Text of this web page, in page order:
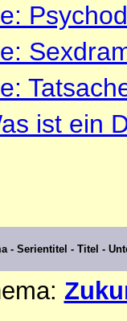
ist ein
- Serientitel - Titel -